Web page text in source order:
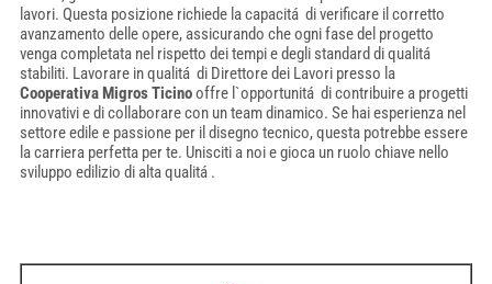
lavori. Questa posizione richiede la capacitá di verificare il corretto
avanzamento delle opere, assicurando che ogni fase del progetto
venga completata nel rispetto dei tempi e degli standard di qualitá
stabiliti. Lavorare in qualitá di Direttore dei Lavori presso la
Cooperativa Migros Ticinooffre l`opportunitá di contribuire a progetti
innovativi e di collaborare con un team dinamico. Se hai esperienza nel
settore edile e passione per il disegno tecnico, questa potrebbe essere
la carriera perfetta per te. Unisciti a noi e gioca un ruolo chiave nello
sviluppo edilizio di alta qualitá .